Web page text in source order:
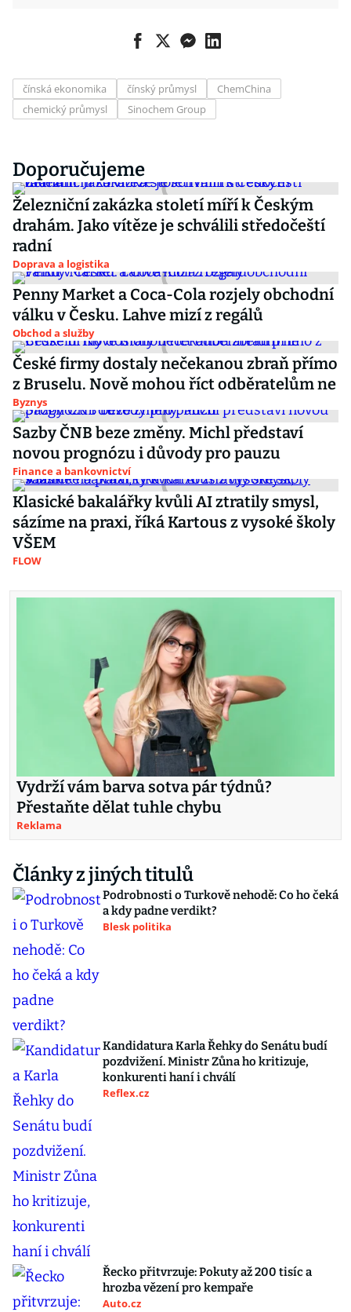
čínská ekonomika čínský průmysl
ChemChina
chemický průmysl
Sinochem Group
Doporučujeme
Železniční zakázka století míří k Českým
drahám. Jako vítěze je schválili středočeští
radní
Doprava a logistika
Penny Market a Coca-Cola rozjely obchodní
válku v Česku. Lahve mizí z regálů
Obchod a služby
České firmy dostaly nečekanou zbraň přímo
z Bruselu. Nově mohou říct odběratelům ne
Byznys
Sazby ČNB beze změny. Michl představí
novou prognózu i důvody pro pauzu
Finance a bankovnictví
Klasické bakalářky kvůli AI ztratily smysl,
sázíme na praxi, říká Kartous z vysoké školy
VŠEM
FLOW
Vydrží vám barva sotva pár týdnů?
Přestaňte dělat tuhle chybu
Reklama
Články z jiných titulů
Podrobnosti o Turkově nehodě: Co ho čeká
a kdy padne verdikt?
Blesk politika
Kandidatura Karla Řehky do Senátu budí
pozdvižení. Ministr Zůna ho kritizuje,
konkurenti haní i chválí
Reflex.cz
Řecko přitvrzuje: Pokuty až 200 tisíc a
hrozba vězení pro kempaře
Auto.cz